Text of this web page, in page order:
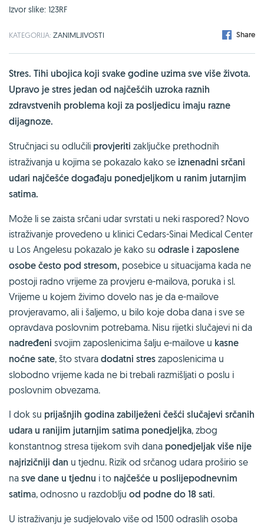
Izvor slike: 123RF
KATEGORIJA: ZANIMLJIVOSTI Share
Stres. Tihi ubojica koji svake godine uzima sve više života.
Upravo je stres jedan od najčešćih uzroka raznih
zdravstvenih problema koji za posljedicu imaju razne
dijagnoze.
Stručnjaci su odlučili provjeriti zaključke prethodnih
istraživanja u kojima se pokazalo kako se iznenadni srčani
udari najčešće događaju ponedjeljkom u ranim jutarnjim
satima.
Može li se zaista srčani udar svrstati u neki raspored? Novo
istraživanje provedeno u klinici Cedars-Sinai Medical Center
u Los Angelesu pokazalo je kako su odrasle i zaposlene
osobe često pod stresom, posebice u situacijama kada ne
postoji radno vrijeme za provjeru e-mailova, poruka i sl.
Vrijeme u kojem živimo dovelo nas je da e-mailove
provjeravamo, ali i šaljemo, u bilo koje doba dana i sve se
opravdava poslovnim potrebama. Nisu rijetki slučajevi ni da
nadređeni svojim zaposlenicima šalju e-mailove u kasne
noćne sate, što stvara dodatni stres zaposlenicima u
slobodno vrijeme kada ne bi trebali razmišljati o poslu i
poslovnim obvezama.
I dok su prijašnjih godina zabilježeni češći slučajevi srčanih
udara u ranijim jutarnjim satima ponedjeljka, zbog
konstantnog stresa tijekom svih dana ponedjeljak više nije
najrizičniji dan u tjednu. Rizik od srčanog udara proširio se
na sve dane u tjednu i to najčešće u poslijepodnevnim
satima, odnosno u razdoblju od podne do 18 sati.
U istraživanju je sudjelovalo više od 1500 odraslih osoba